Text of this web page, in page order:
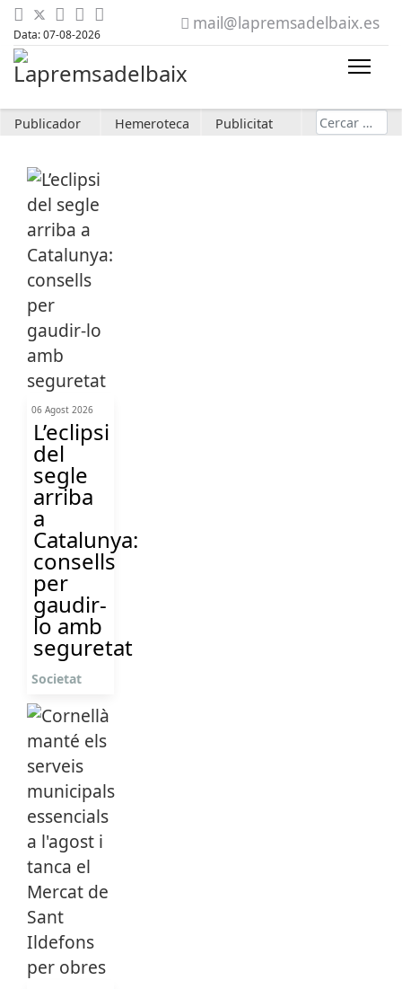
Data: 07-08-2026
mail@lapremsadelbaix.es
Publicador Hemeroteca Publicitat Cerca
06 Agost 2026
L’eclipsi
del
segle
arriba
a
Catalunya:
consells
per
gaudir-
lo amb
seguretat
Societat